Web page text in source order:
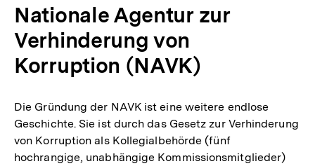
Nationale Agentur zur
Verhinderung von
Korruption (NAVK)
Die Gründung der NAVK ist eine weitere endlose
Geschichte. Sie ist durch das Gesetz zur Verhinderung
von Korruption als Kollegialbehörde (fünf
hochrangige, unabhängige Kommissionsmitglieder)